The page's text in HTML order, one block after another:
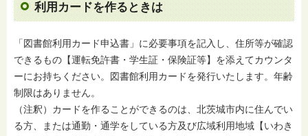
利用カードを作るときは
「図書館利用カード申込書」に必要事項を記入し、住所等が確認
できるもの【運転免許書・学生証・保険証等】を添えてカウンタ
ーにお持ちください。図書館利用カードを発行いたします。年齢
制限はありません。
（注釈）カードを作ることができるのは、北茨城市内に住んでい
る方、または通勤・通学をしている方及び広域利用地域【いわき